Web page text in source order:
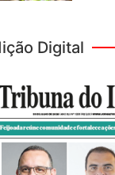
Digital